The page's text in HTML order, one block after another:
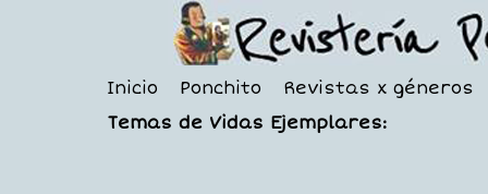
Inicio Ponchito
Revistas x géneros
Temas de Vidas Ejemplares: